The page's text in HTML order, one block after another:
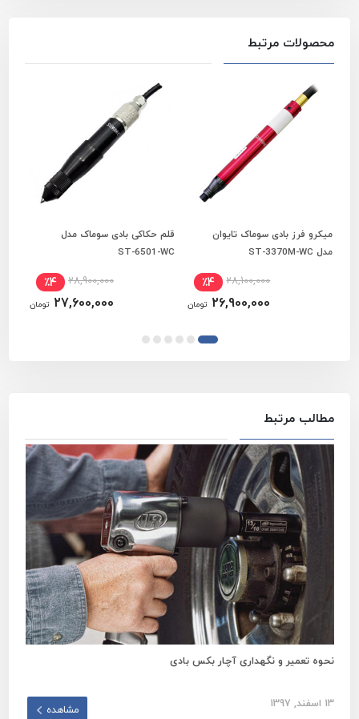
محصولات مرتبط
افزودن به سبد خرید
میکرو فرز بادی سوماک تایوان
مدل ST-3370M-WC
28,100,000 ٪4
26,900,000 تومان
افزودن به سبد خرید
قلم حکاکی بادی سوماک مدل
ST-6501-WC
28,900,000 ٪4
27,600,000 تومان
مطالب مرتبط
نحوه تعمیر و نگهداری آچار بکس بادی
13 اسفند, 1397 مشاهده